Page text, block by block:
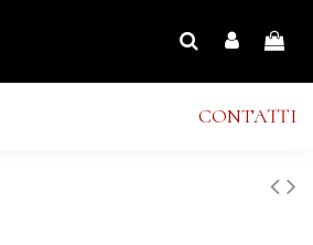
CONTATTI